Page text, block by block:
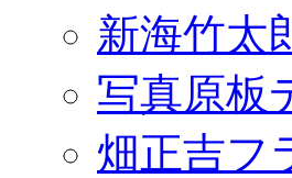
新海竹太
写真原板
畑正吉フ